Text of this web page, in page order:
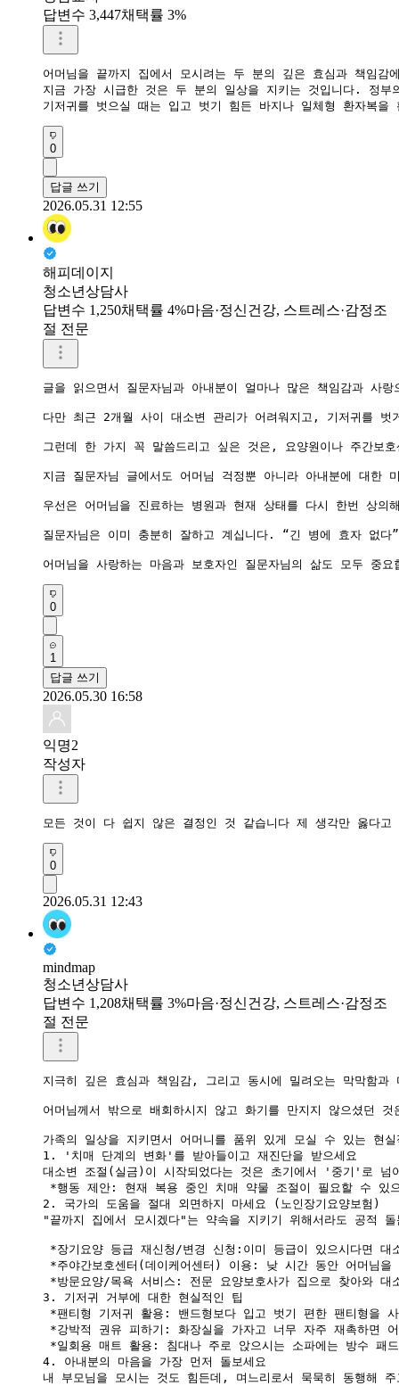
답변수 3,447채택률 3%
어머님을 끝까지 집에서 모시려는 두 분의 깊은 효심과 책임
지금 가장 시급한 것은 두 분의 일상을 지키는 것입니다. 정부
기저귀를 벗으실 때는 입고 벗기 힘든 바지나 일체형 환자복
0
답글 쓰기
2026.05.31 12:55
해피데이지
청소년상담사
답변수 1,250채택률 4%마음·정신건강, 스트레스·감정조
절 전문
글을 읽으면서 질문자님과 아내분이 얼마나 많은 책임감과 사
다만 최근 2개월 사이 대소변 관리가 어려워지고, 기저귀를 벗
그런데 한 가지 꼭 말씀드리고 싶은 것은, 요양원이나 주간보
지금 질문자님 글에서도 어머님 걱정뿐 아니라 아내분에 대한
우선은 어머님을 진료하는 병원과 현재 상태를 다시 한번 상
질문자님은 이미 충분히 잘하고 계십니다. “긴 병에 효자 없
어머님을 사랑하는 마음과 보호자인 질문자님의 삶도 모두 중
0
1
답글 쓰기
2026.05.30 16:58
익명2
작성자
모든 것이 다 쉽지 않은 결정인 것 같습니다 제 생각만 옳다
0
2026.05.31 12:43
mindmap
청소년상담사
답변수 1,208채택률 3%마음·정신건강, 스트레스·감정조
절 전문
지극히 깊은 효심과 책임감, 그리고 동시에 밀려오는 막막함
어머님께서 밖으로 배회하시지 않고 화기를 만지지 않으셨던
가족의 일상을 지키면서 어머니를 품위 있게 모실 수 있는 현
1. '치매 단계의 변화'를 받아들이고 재진단을 받으세요
대소변 조절(실금)이 시작되었다는 것은 초기에서 '중기'로 넘
*행동 제안: 현재 복용 중인 치매 약물 조절이 필요할 수 있
2. 국가의 도움을 절대 외면하지 마세요 (노인장기요양보험)
"끝까지 집에서 모시겠다"는 약속을 지키기 위해서라도 공적
*장기요양 등급 재신청/변경 신청:이미 등급이 있으시다면
*주야간보호센터(데이케어센터) 이용: 낮 시간 동안 어머님
*방문요양/목욕 서비스: 전문 요양보호사가 집으로 찾아와
3. 기저귀 거부에 대한 현실적인 팁
*팬티형 기저귀 활용: 밴드형보다 입고 벗기 편한 팬티형을
*강박적 권유 피하기: 화장실을 가자고 너무 자주 재촉하면
*일회용 매트 활용: 침대나 주로 앉으시는 소파에는 방수 패
4. 아내분의 마음을 가장 먼저 돌보세요
내 부모님을 모시는 것도 힘든데, 며느리로서 묵묵히 동행해